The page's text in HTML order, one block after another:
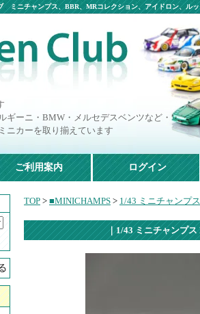
ニチャンプス、BBR、MRコレクション、アイドロン、ル
ギーニ・BMW・メルセデスベンツなど・・・
ニカーを取り揃えています
ご利用案内 ログイン
TOP > ■MINICHAMPS > 1/43 ミニチャンプ
｜1/43 ミニチャンプ